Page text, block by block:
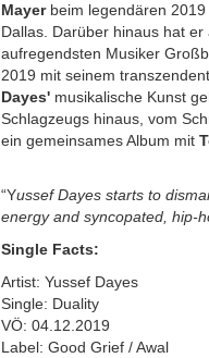
Mayerbeim legendären 2019
Dallas. Darüber hinaus hat
aufregendsten Musiker
2019 mit seinem
Dayes' musikalische Kunst
Schlagzeugs hinaus, vom
ein gemeinsames Album mit
“Yussef Dayes starts to
energy and syncopated, hip-
Single Facts:
Artist: Yussef Dayes
Single: Duality
VÖ: 04.12.2019
Label: Good Grief / Awal